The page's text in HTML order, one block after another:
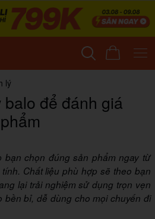
lý
balo để đánh giá
bạn chọn đúng sản phẩm ngay từ
Chất liệu phù hợp sẽ theo bạn
lại trải nghiệm sử dụng trọn vẹn
bền bỉ, dễ dùng cho mọi chuyến đi